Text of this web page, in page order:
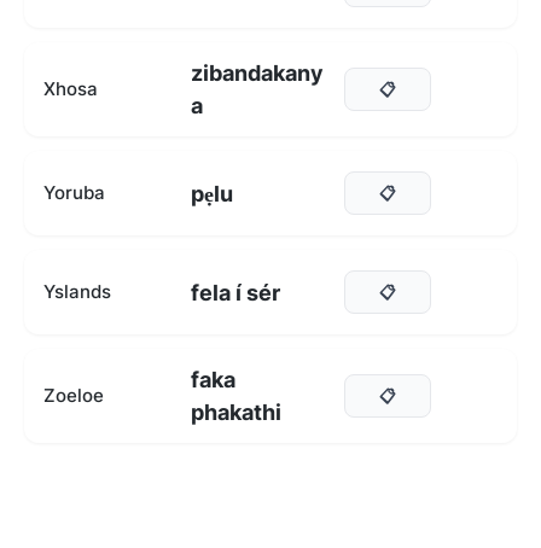
Xhosa
zibandakany
a
📋
Yoruba pẹlu 📋
Yslands fela í sér 📋
Zoeloe
faka
phakathi
📋